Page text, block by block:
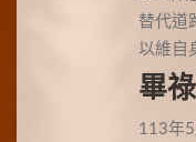
替代道
以維自
畢
113年